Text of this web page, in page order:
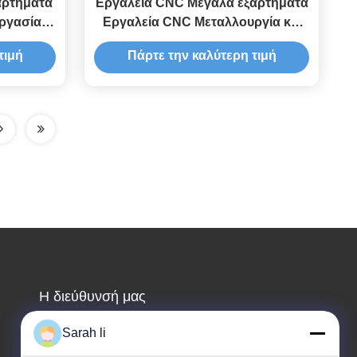
Εργαλεία CNC Μεγάλα εξαρτήματα
Εργαλεία CNC Μεταλλουργία και
στροφή
Πάρτε την καλύτερη τιμή
Η διεύθυνσή μας
Διεύθυνση εταιρείας
Guangdong Shenzhen Baoan 1ος και 2ος όροφος,
Sarah li